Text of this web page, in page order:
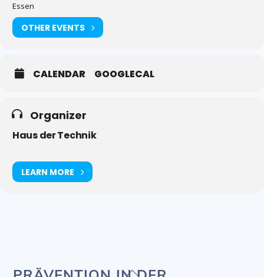
Essen
OTHER EVENTS
CALENDAR GOOGLECAL
Organizer
Haus der Technik
LEARN MORE
Back